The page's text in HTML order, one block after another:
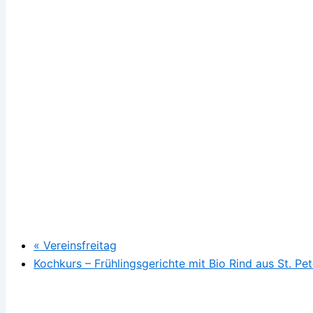
« Vereinsfreitag
Kochkurs – Frühlingsgerichte mit Bio Rind aus St.